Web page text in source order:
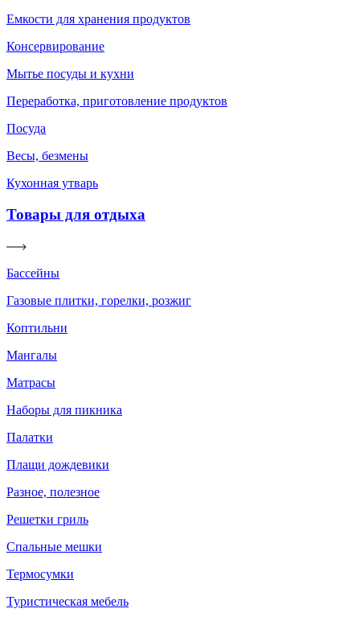
Емкости для хранения продуктов
Консервирование
Мытье посуды и кухни
Переработка, приготовление продуктов
Посуда
Весы, безмены
Кухонная утварь
Товары для отдыха
Бассейны
Газовые плитки, горелки, розжиг
Коптильни
Мангалы
Матрасы
Наборы для пикника
Палатки
Плащи дождевики
Разное, полезное
Решетки гриль
Спальные мешки
Термосумки
Туристическая мебель